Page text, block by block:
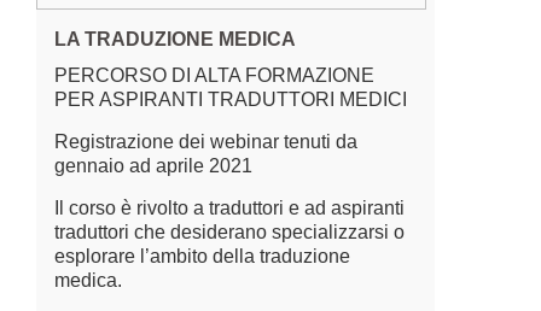
LA TRADUZIONE MEDICA
PERCORSO DI ALTA FORMAZIONE
PER ASPIRANTI TRADUTTORI MEDICI
Registrazione dei webinar tenuti da
gennaio ad aprile 2021
Il corso è rivolto a traduttori e ad aspiranti
traduttori che desiderano specializzarsi o
esplorare l’ambito della traduzione
medica.